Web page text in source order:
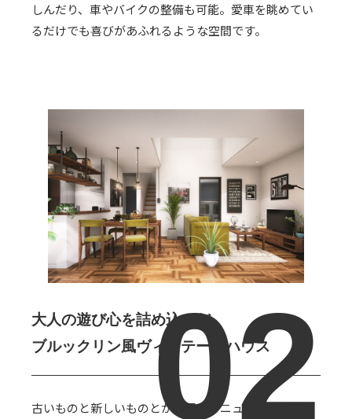
しんだり、車やバイクの整備も可能。愛車を眺めてい
るだけでも喜びがあふれるような空間です。
大人の遊び心を詰め込んだ、
ブルックリン風ヴィンテージハウス
古いものと新しいものとが同居するニューヨークブ